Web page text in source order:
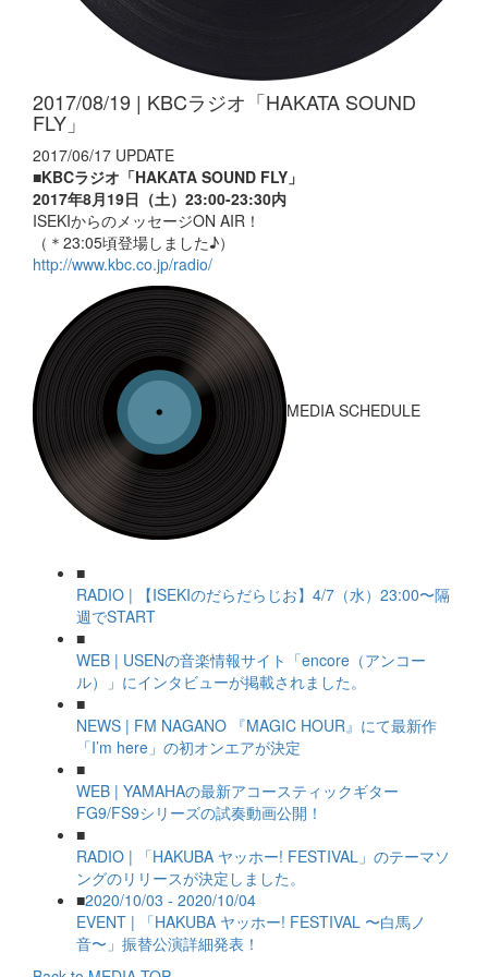
2017/08/19 | KBCラジオ「HAKATA SOUND
FLY」
2017/06/17 UPDATE
■KBCラジオ「HAKATA SOUND FLY」
2017年8月19日（土）23:00-23:30内
ISEKIからのメッセージON AIR！
（＊23:05頃登場しました♪）
http://www.kbc.co.jp/radio/
MEDIA SCHEDULE
■
RADIO | 【ISEKIのだらだらじお】4/7（水）23:00〜隔
週でSTART
■
WEB | USENの音楽情報サイト「encore（アンコー
ル）」にインタビューが掲載されました。
■
NEWS | FM NAGANO 『MAGIC HOUR』にて最新作
「I’m here」の初オンエアが決定
■
WEB | YAMAHAの最新アコースティックギター
FG9/FS9シリーズの試奏動画公開！
■
RADIO | 「HAKUBA ヤッホー! FESTIVAL」のテーマソ
ングのリリースが決定しました。
■2020/10/03 - 2020/10/04
EVENT | 「HAKUBA ヤッホー! FESTIVAL 〜白馬ノ
音〜」振替公演詳細発表！